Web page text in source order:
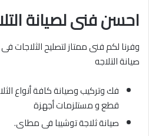
احسن فنى لصيانة
وفرنا لكم فنى ممتاز لتصليح الثلاجات
صيانة التلاجه
فك وتركيب وصيانة كافة أنواع
قطع و مستلزمات أجهزة
صيانة ثلاجة توشيبا فى مطاى.